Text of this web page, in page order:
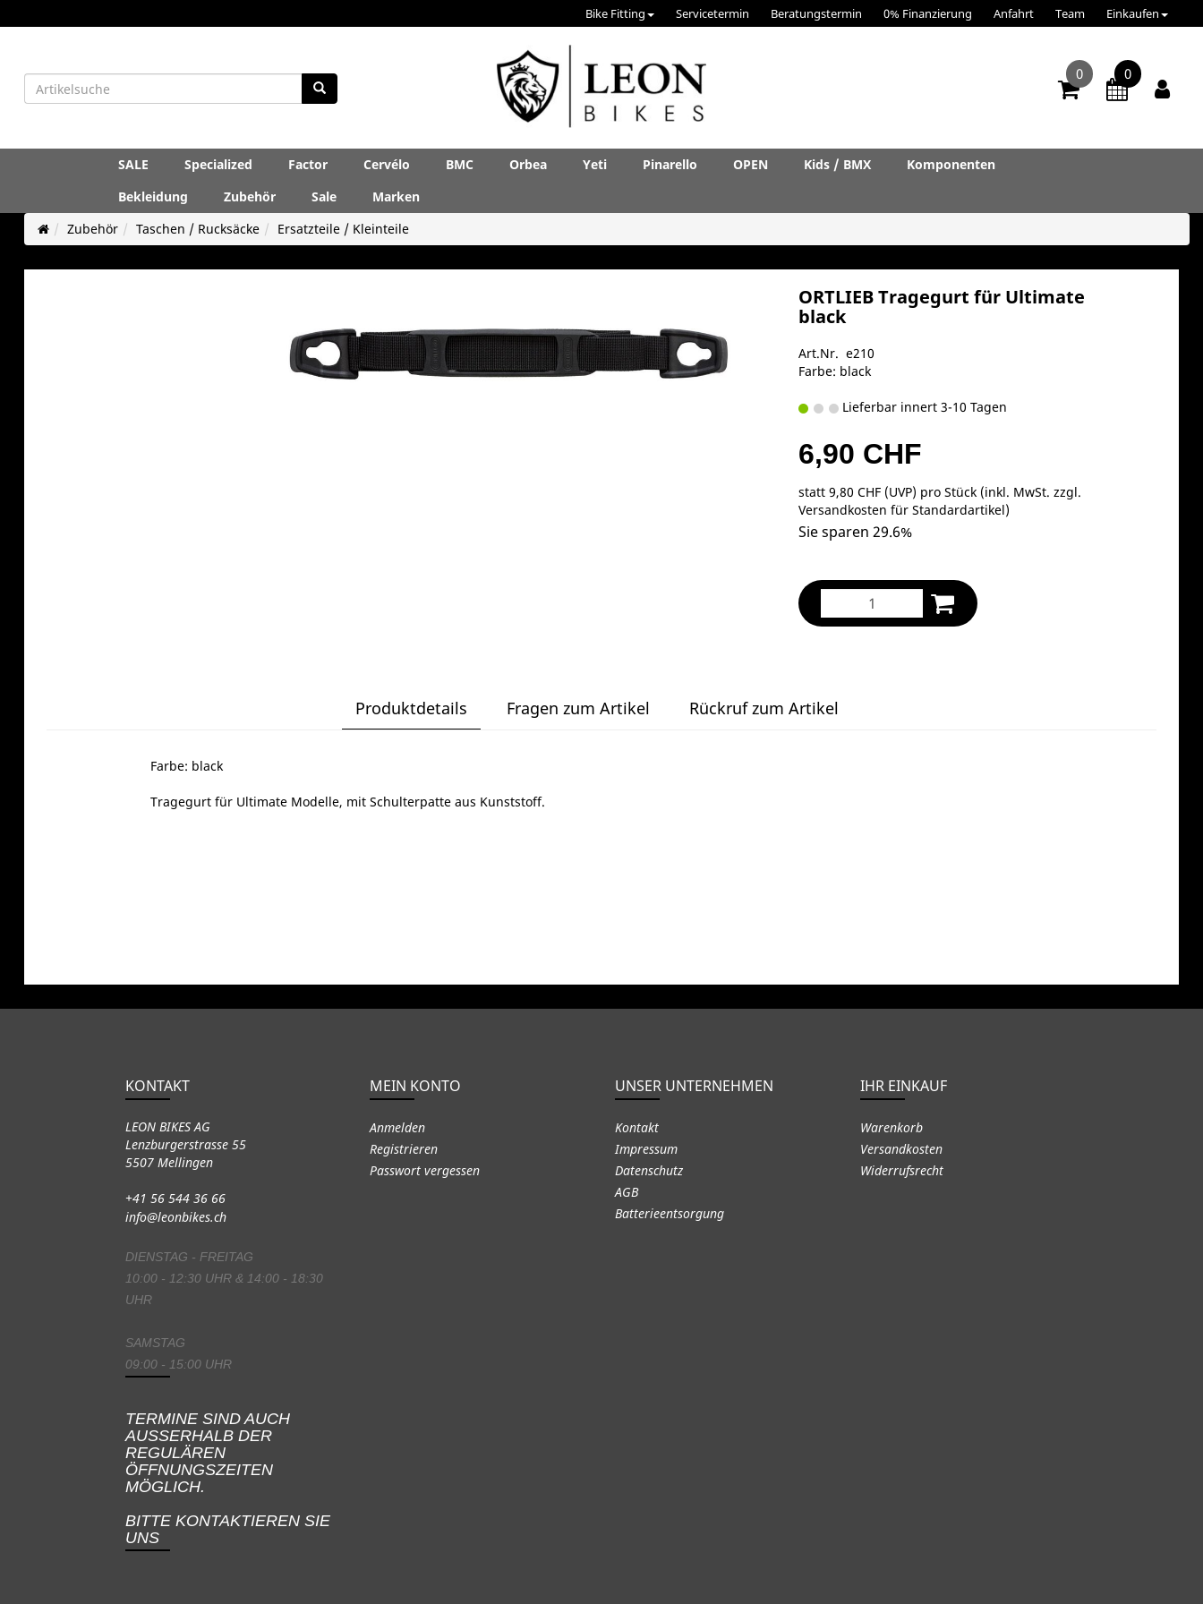
Bike Fitting Servicetermin Beratungstermin 0% Finanzierung Anfahrt Team Einkaufen
0 0
SALE Specialized Factor Cervélo BMC Orbea Yeti Pinarello OPEN Kids / BMX
Komponenten
Bekleidung
Zubehör Sale
Marken
Zubehör
Taschen / Rucksäcke Ersatzteile / Kleinteile
ORTLIEB Tragegurt für Ultimate
black
Art.Nr. e210
Farbe: black
Lieferbar innert 3-10 Tagen
6,90 CHF
statt9,80 CHF (UVP) pro Stück (inkl. MwSt. zzgl.
Versandkosten für Standardartikel)
Sie sparen 29.6%
Produktdetails Fragen zum Artikel Rückruf zum Artikel
Farbe: black
Tragegurt für Ultimate Modelle, mit Schulterpatte aus Kunststoff.
KONTAKT
LEON BIKES AG
Lenzburgerstrasse 55
5507 Mellingen
+41 56 544 36 66
info@leonbikes.ch
DIENSTAG - FREITAG
10:00 - 12:30 UHR & 14:00 - 18:30
UHR
SAMSTAG
09:00 - 15:00 UHR
TERMINE SIND AUCH
AUSSERHALB DER
REGULÄREN
ÖFFNUNGSZEITEN
MÖGLICH.
BITTE KONTAKTIEREN SIE
UNS
MEIN KONTO
Anmelden
Registrieren
Passwort vergessen
UNSER UNTERNEHMEN
Kontakt
Impressum
Datenschutz
AGB
Batterieentsorgung
IHR EINKAUF
Warenkorb
Versandkosten
Widerrufsrecht